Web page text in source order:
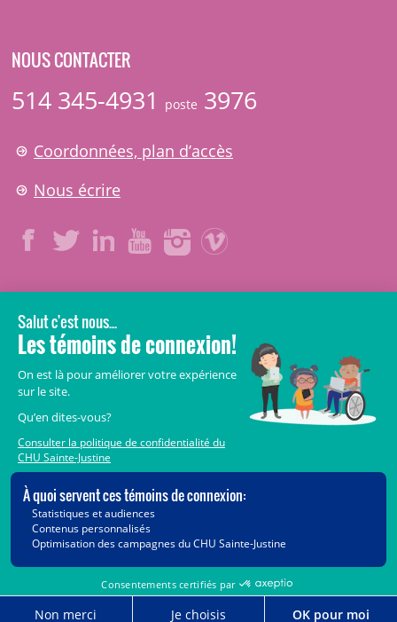
NOUS CONTACTER
514 345-4931 poste 3976
Coordonnées, plan d’accès
Nous écrire
LÉGAL
© 2006-2026CHU Sainte-Justine.
Avis légaux